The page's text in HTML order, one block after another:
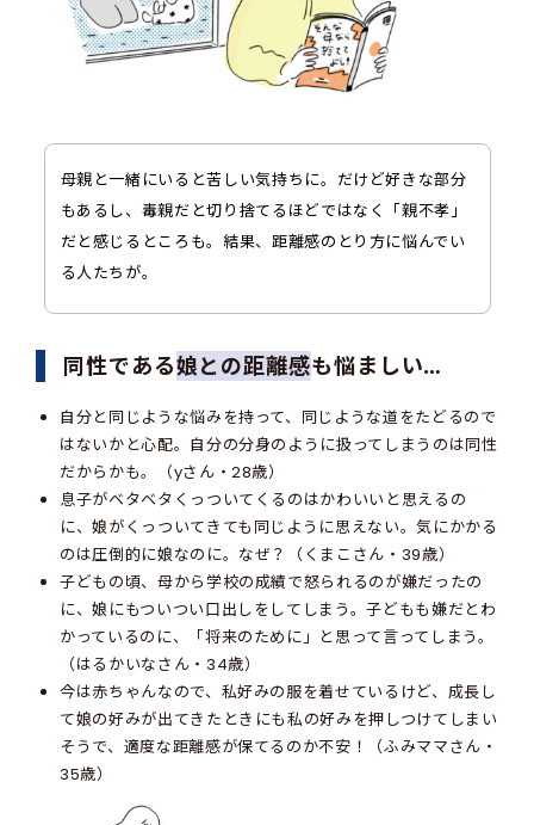
母親と一緒にいると苦しい気持ちに。だけど好きな部分
もあるし、毒親だと切り捨てるほどではなく「親不孝」
だと感じるところも。結果、距離感のとり方に悩んでい
る人たちが。
同性である娘との距離感も悩ましい…
自分と同じような悩みを持って、同じような道をたどるので
はないかと心配。自分の分身のように扱ってしまうのは同性
だからかも。（yさん・28歳）
息子がベタベタくっついてくるのはかわいいと思えるの
に、娘がくっついてきても同じように思えない。気にかかる
のは圧倒的に娘なのに。なぜ？（くまこさん・39歳）
子どもの頃、母から学校の成績で怒られるのが嫌だったの
に、娘にもついつい口出しをしてしまう。子どもも嫌だとわ
かっているのに、「将来のために」と思って言ってしまう。
（はるかいなさん・34歳）
今は赤ちゃんなので、私好みの服を着せているけど、成長し
て娘の好みが出てきたときにも私の好みを押しつけてしまい
そうで、適度な距離感が保てるのか不安！（ふみママさん・
35歳）